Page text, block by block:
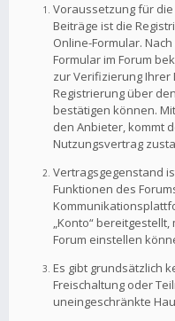
Voraussetzung für
Beiträge ist die
Online-Formular.
Formular im Forum
zur Verifizierung Ihrer
Registrierung über
bestätigen können.
den Anbieter, kommt
Nutzungsvertrag
Vertragsgegenstand
Funktionen des
„Konto“
Forum einstellen
Es gibt grundsätzlich
Freischaltung oder
uneingeschränkte